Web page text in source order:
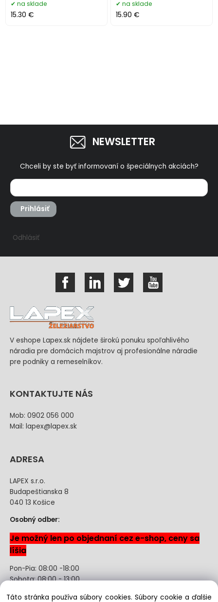
na sklade
15.30 €
na sklade
15.90 €
NEWSLETTER
Chceli by ste byť informovaní o špeciálnych akciách?
Prihlásiť
Odhlásiť
V eshope Lapex.sk nájdete širokú ponuku spoľahlivého
náradia pre domácich majstrov aj profesionálne náradie
pre podniky a remeselníkov.
KONTAKTUJTE NÁS
Mob: 0902 056 000
Mail: lapex@lapex.sk
ADRESA
LAPEX s.r.o.
Budapeštianska 8
040 13 Košice
Osobný odber:
Je možný len po objednaní cez e-shop, ceny sa
líšia
Pon-Pia: 08:00 -18:00
Sobota: 08:00 - 13:00
Táto stránka používa súbory cookies. Súbory cookie a ďalšie